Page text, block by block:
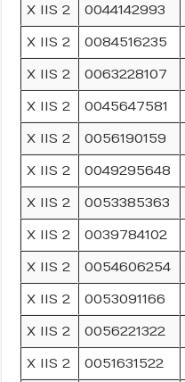
X IIS 2
0044142993
X IIS 2
0084516235
X IIS 2
0063228107
X IIS 2
0045647581
X IIS 2
0056190159
X IIS 2
0049295648
X IIS 2
0053385363
X IIS 2
0039784102
X IIS 2
0054606254
X IIS 2
0053091166
X IIS 2
0056221322
X IIS 2
0051631522